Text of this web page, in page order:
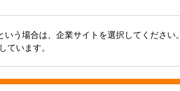
いう場合は、企業サイトを選択してください。
ています。